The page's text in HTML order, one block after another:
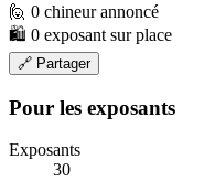
🙋 0 chineur annoncé
🛍️ 0 exposant sur place
🔗 Partager
Pour les exposants
Exposants
30